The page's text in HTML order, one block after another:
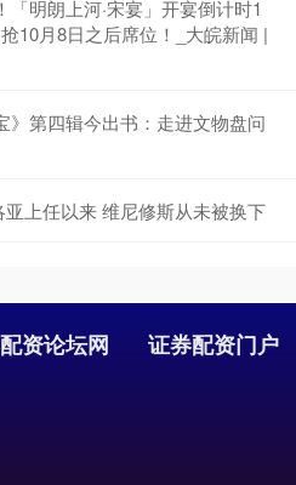
明朗上河·宋宴」​开宴倒计时1
10月8日之后席位！_大皖新闻 |
》第四辑今出书：走进文物盘问
上任以来 维尼修斯从未被换下
资论坛网 证券配资门户